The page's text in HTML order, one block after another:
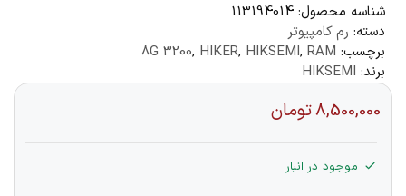
شناسه محصول: 113194014
دسته: رم کامپیوتر
برچسب:
8G 3200, HIKER, HIKSEMI, RAM
برند: HIKSEMI
8,500,000تومان
موجود در انبار